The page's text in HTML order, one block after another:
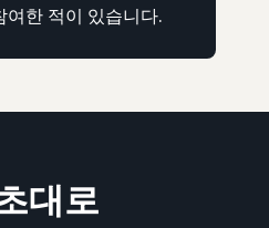
여한 적이 있습니다.
대로